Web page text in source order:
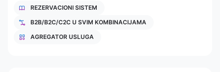
REZERVACIONI SISTEM
B2B/B2C/C2C U SVIM KOMBINACIJAMA
AGREGATOR USLUGA